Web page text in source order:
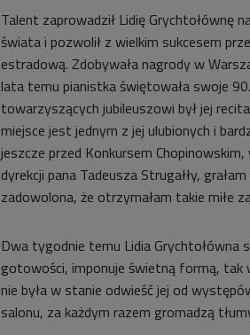
Talent zaprowadził Lidię
świata i pozwolił z wielkim sukcesem
estradową. Zdobywała nagrody w
lata temu pianistka świętowała swoje
towarzyszących jubileuszowi był jej
miejsce jest jednym z jej ulubionych i
jeszcze przed Konkursem
dyrekcji pana Tadeusza Strugałły,
zadowolona, że otrzymałam takie miłe
Dwa tygodnie temu Lidia Grychtołówna
gotowości, imponuje świetną formą, tak
nie była w stanie odwieść jej od
salonu, za każdym razem gromadzą